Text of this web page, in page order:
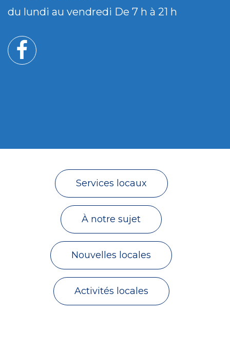
du lundi au vendredi De 7 h à 21 h
Services locaux
À notre sujet
Nouvelles locales
Activités locales